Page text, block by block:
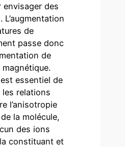
envisager des
de
passe donc
de
magnétique.
essentiel de
relations
l’anisotropie
la molécule,
des ions
constituant et